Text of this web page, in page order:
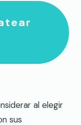
al elegir
sus